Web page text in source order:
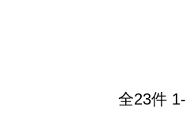
全23件 1-